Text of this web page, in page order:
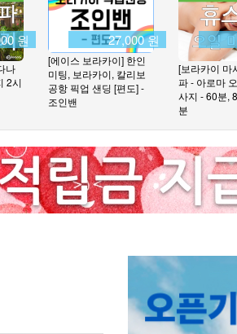
원
나
2시
27,000 원
[에이스 보라카이] 한인
미팅, 보라카이, 칼리보
공항 픽업 샌딩 [편도] -
조인밴
[보라카이 마
파 - 아로마
사지 - 60분,
분